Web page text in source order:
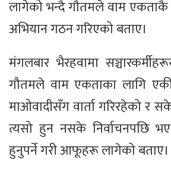
लागेको भन्दै गौतमले वाम एकताकै
अभियान गठन गरिएको बताए।
मंगलबार भैरहवामा
गौतमले वाम एकताका लागि
माओवादीसँग वार्ता गरिरहेको र
त्यसो हुन नसके निर्वाचनपछि
हुनुपर्ने गरी आफूहरू लागेको बताए।